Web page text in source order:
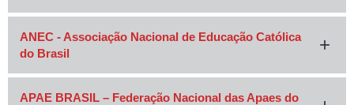
ANEC - Associação Nacional de Educação Católica
do Brasil
APAE BRASIL – Federação Nacional das Apaes do